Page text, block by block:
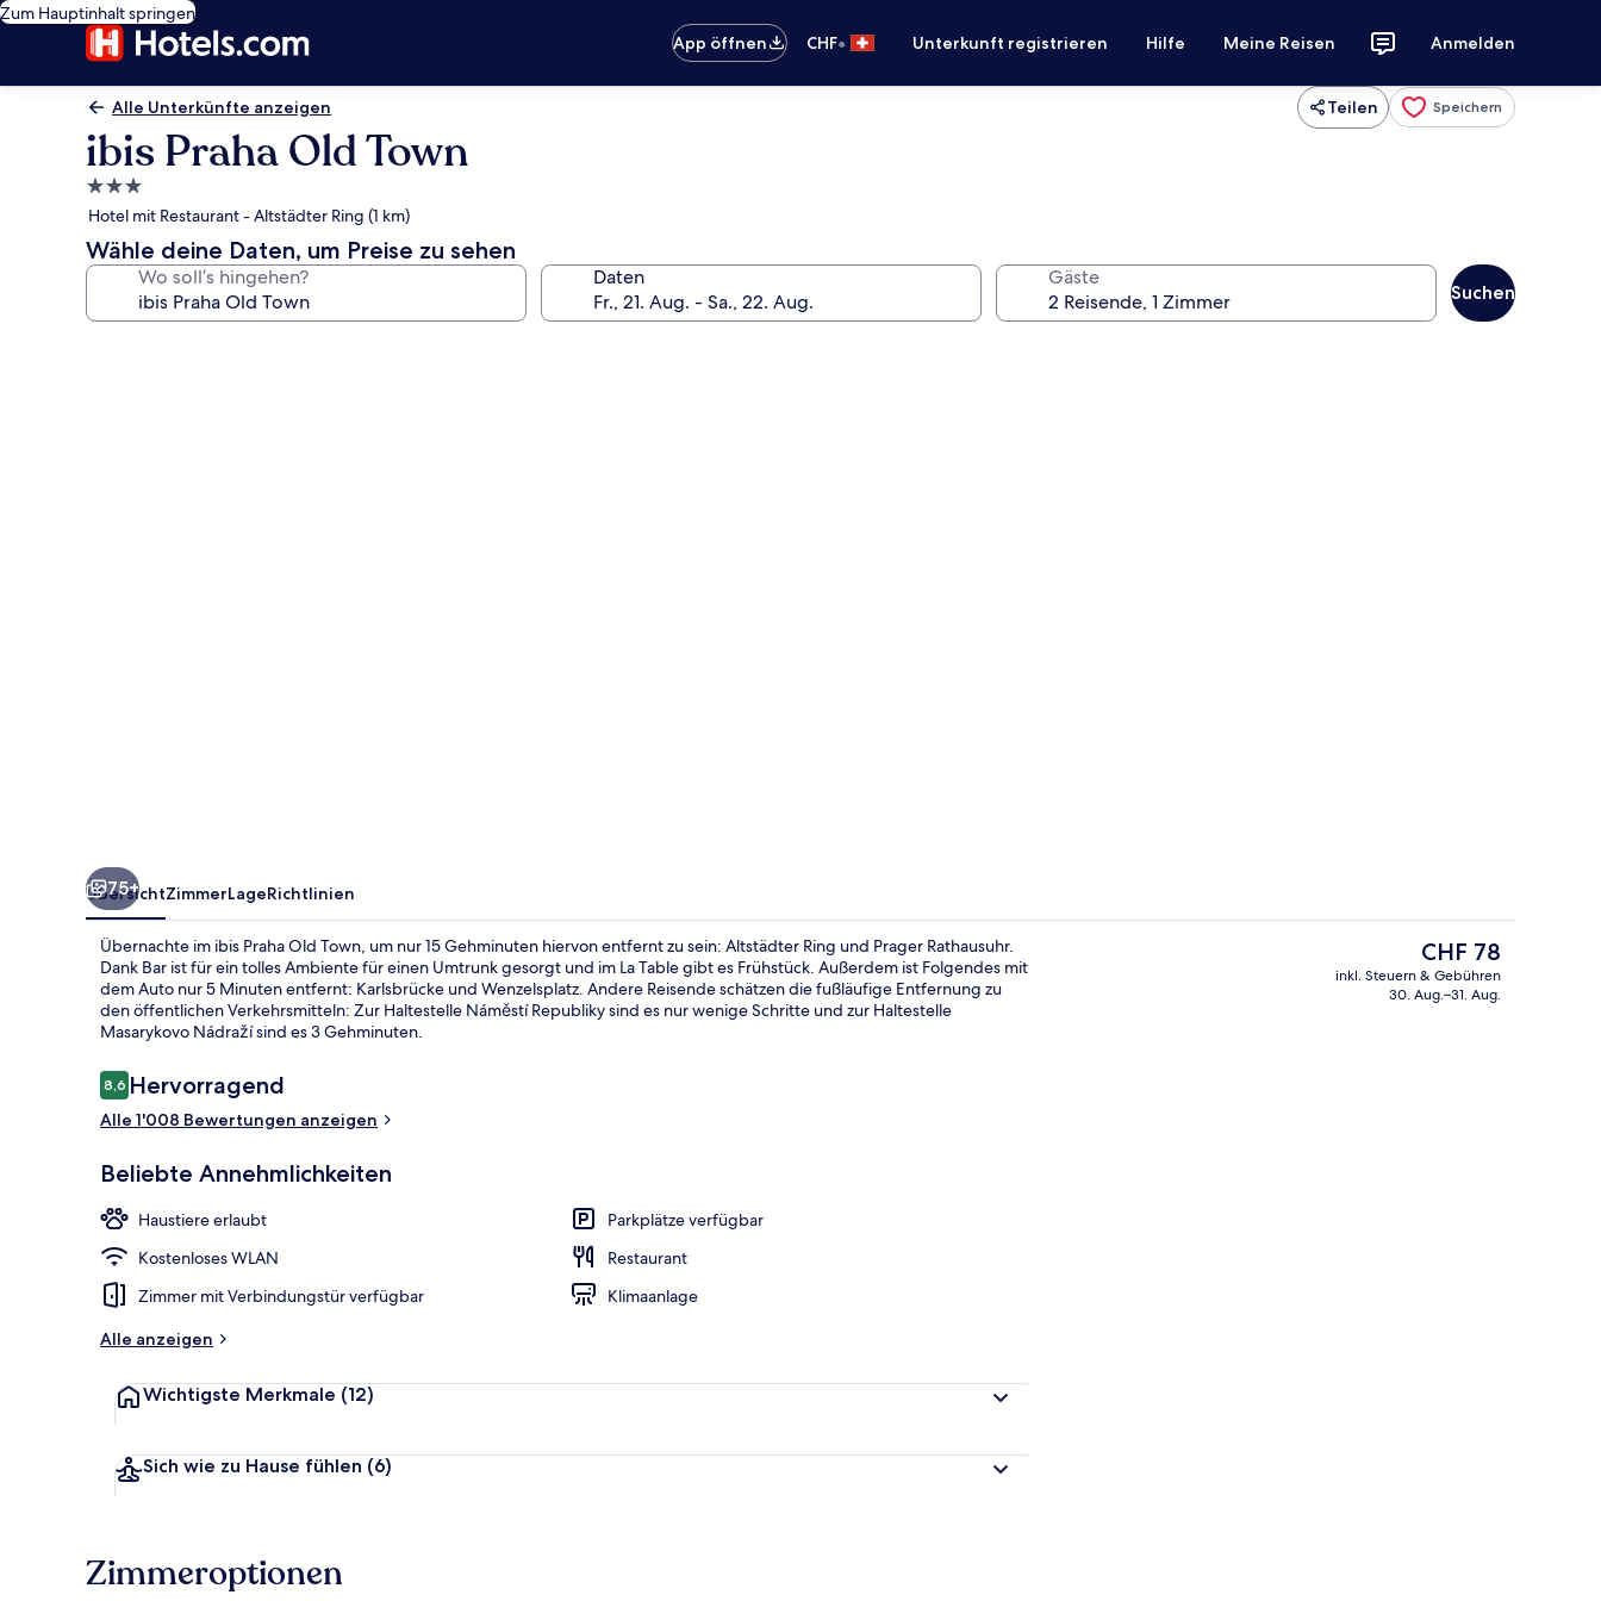
Zum Hauptinhalt springen
App öffnen
CHF• Unterkunft registrieren Hilfe Meine Reisen Anmelden
Alle Unterkünfte anzeigen Teilen Speichern
ibis Praha Old Town
3.0-
Sterne-
Unterkunft
Hotel mit Restaurant - Altstädter Ring (1 km)
Wähle deine Daten, um Preise zu sehen
Wo soll’s hingehen? Daten Gäste
Suchen
75+
ÜbersichtZimmerLageRichtlinien
Übernachte im ibis Praha Old Town, um nur 15 Gehminuten hiervon entfernt zu sein: Altstädter Ring und Prager Rathausuhr.
Dank Bar ist für ein tolles Ambiente für einen Umtrunk gesorgt und im La Table gibt es Frühstück. Außerdem ist Folgendes mit
dem Auto nur 5 Minuten entfernt: Karlsbrücke und Wenzelsplatz. Andere Reisende schätzen die fußläufige Entfernung zu
den öffentlichen Verkehrsmitteln: Zur Haltestelle Náměstí Republiky sind es nur wenige Schritte und zur Haltestelle
Masarykovo Nádraží sind es 3 Gehminuten.
Bewertungen
8,68,6 von 10.
Hervorragend
Alle 1'008 Bewertungen anzeigen
Beliebte Annehmlichkeiten
Haustiere erlaubt
Parkplätze verfügbar
Kostenloses WLAN
Restaurant
Zimmer mit Verbindungstür verfügbar
Klimaanlage
Alle anzeigen
Wichtigste Merkmale (12)
Sich wie zu Hause fühlen (6)
Der
aktuelle
Preis
CHF 78
inkl. Steuern & Gebühren
30. Aug.–31. Aug.
Zimmeroptionen